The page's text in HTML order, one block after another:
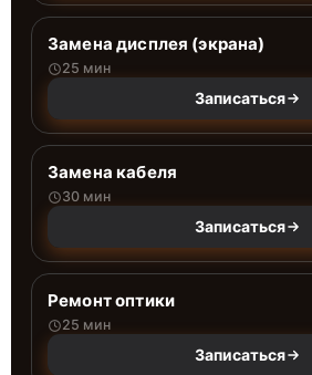
Замена дисплея (экрана)
25 мин
Записаться
Замена кабеля
30 мин
Записаться
Ремонт оптики
25 мин
Записаться